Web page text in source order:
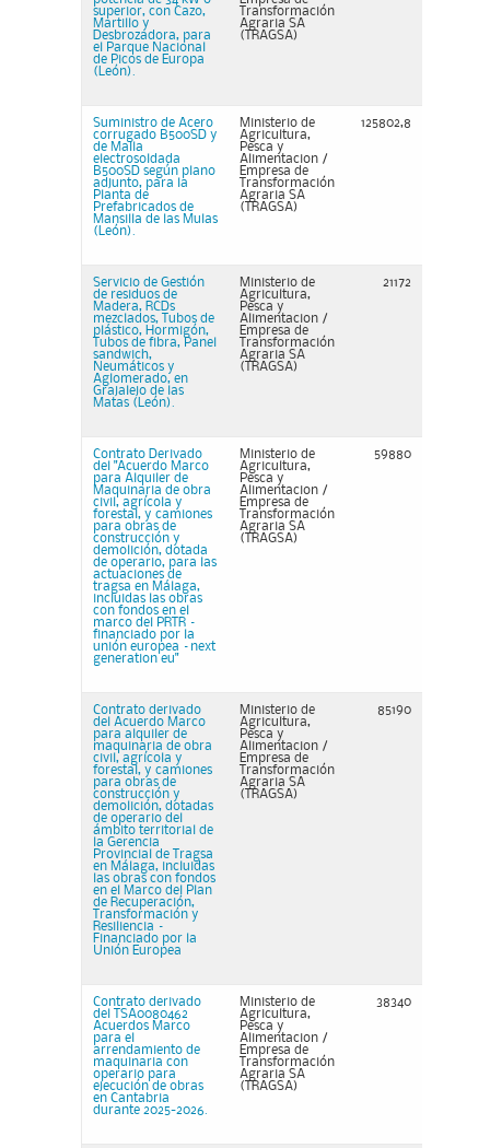
superior, con Cazo,
Martillo y
Desbrozadora, para
el Parque Nacional
de Picos de Europa
(León).
Transformación
Agraria SA
(TRAGSA)
Suministro de Acero
corrugado B500SD y
de Malla
electrosoldada
B500SD según plano
adjunto, para la
Planta de
Prefabricados de
Mansilla de las Mulas
(León).
Ministerio de
Agricultura,
Pesca y
Alimentacion /
Empresa de
Transformación
Agraria SA
(TRAGSA)
125802,8
Servicio de Gestión
de residuos de
Madera, RCDs
mezclados, Tubos de
plástico, Hormigón,
Tubos de fibra, Panel
sandwich,
Neumáticos y
Aglomerado, en
Grajalejo de las
Matas (León).
Ministerio de
Agricultura,
Pesca y
Alimentacion /
Empresa de
Transformación
Agraria SA
(TRAGSA)
21172
Contrato Derivado
del "Acuerdo Marco
para Alquiler de
Maquinaria de obra
civil, agrícola y
forestal, y camiones
para obras de
construcción y
demolición, dotada
de operario, para las
actuaciones de
tragsa en Málaga,
incluidas las obras
con fondos en el
marco del PRTR –
financiado por la
unión europea –next
generation eu"
Ministerio de
Agricultura,
Pesca y
Alimentacion /
Empresa de
Transformación
Agraria SA
(TRAGSA)
59880
Contrato derivado
del Acuerdo Marco
para alquiler de
maquinaria de obra
civil, agrícola y
forestal, y camiones
para obras de
construcción y
demolición, dotadas
de operario del
ámbito territorial de
la Gerencia
Provincial de Tragsa
en Málaga, incluidas
las obras con fondos
en el Marco del Plan
de Recuperación,
Transformación y
Resiliencia –
Financiado por la
Unión Europea
Ministerio de
Agricultura,
Pesca y
Alimentacion /
Empresa de
Transformación
Agraria SA
(TRAGSA)
85190
Contrato derivado
del TSA0080462
Acuerdos Marco
para el
arrendamiento de
maquinaria con
operario para
ejecución de obras
en Cantabria
durante 2025-2026.
Ministerio de
Agricultura,
Pesca y
Alimentacion /
Empresa de
Transformación
Agraria SA
(TRAGSA)
38340